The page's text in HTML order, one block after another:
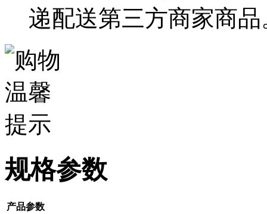
递配送第三方商家商品
规格参数
产品参数